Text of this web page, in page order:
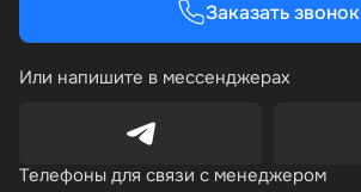
Заказать звонок
Или напишите в мессенджерах
Телефоны для связи с менеджером